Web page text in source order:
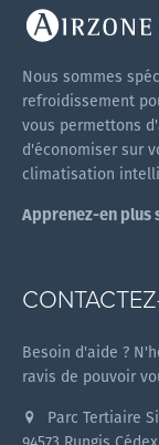
Nous sommes
refroidissement
vous permettons
d'économiser sur
climatisation
Apprenez-en plus
Besoin d'aide ?
ravis de pouvoir
Parc Tertiaire